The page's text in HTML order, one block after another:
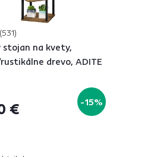
531
stojan na kvety,
drevo, ADITE
€ -15%